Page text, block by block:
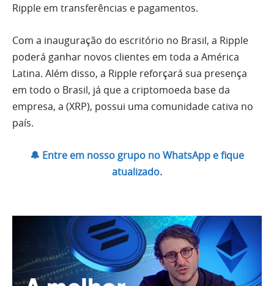
Ripple em transferências e pagamentos.
Com a inauguração do escritório no Brasil, a Ripple
poderá ganhar novos clientes em toda a América
Latina. Além disso, a Ripple reforçará sua presença
em todo o Brasil, já que a criptomoeda base da
empresa, a (XRP), possui uma comunidade cativa no
país.
🔔 Entre em nosso grupo no WhatsApp e fique
atualizado.